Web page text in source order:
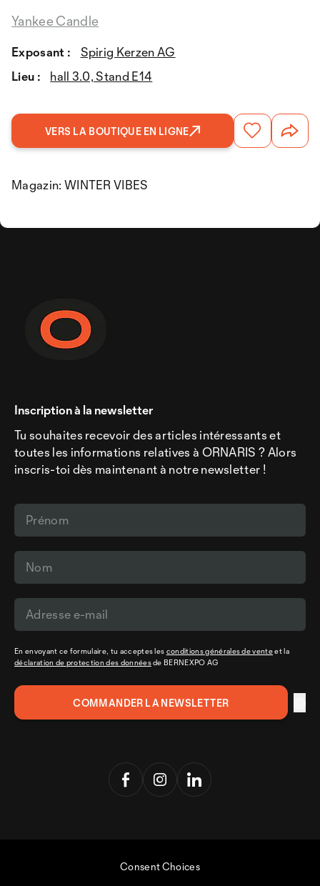
Yankee Candle
Exposant :
Spirig Kerzen AG
Lieu :
hall 3.0, Stand E14
VERS LA BOUTIQUE EN LIGNE
Magazin: WINTER VIBES
Inscription à la newsletter
Tu souhaites recevoir des articles intéressants et
toutes les informations relatives à ORNARIS ? Alors
inscris-toi dès maintenant à notre newsletter !
En envoyant ce formulaire, tu acceptes les conditions générales de venteet la
déclaration de protection des donnéesde BERNEXPO AG
Consent Choices